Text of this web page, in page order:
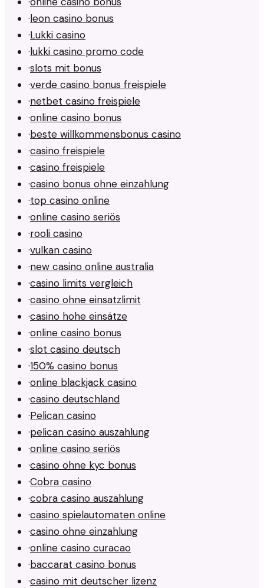
·leon casino bonus
·Lukki casino
·lukki casino promo code
·slots mit bonus
·verde casino bonus freispiele
·netbet casino freispiele
·online casino bonus
·beste willkommensbonus casino
·casino freispiele
·casino freispiele
·casino bonus ohne einzahlung
·top casino online
·online casino seriös
·rooli casino
·vulkan casino
·new casino online australia
·casino limits vergleich
·casino ohne einsatzlimit
·casino hohe einsätze
·online casino bonus
·slot casino deutsch
·150% casino bonus
·online blackjack casino
·casino deutschland
·Pelican casino
·pelican casino auszahlung
·online casino seriös
·casino ohne kyc bonus
·Cobra casino
·cobra casino auszahlung
·casino spielautomaten online
·casino ohne einzahlung
·online casino curacao
·baccarat casino bonus
·casino mit deutscher lizenz